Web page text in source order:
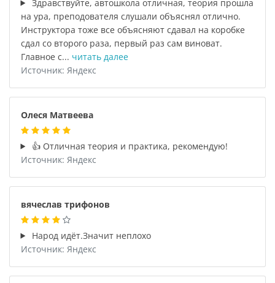
Здравствуйте, автошкола отличная, теория прошла
на ура, преподователя слушали объяснял отлично.
Инструктора тоже все объясняют сдавал на коробке
сдал со второго раза, первый раз сам виноват.
Главное с... читать далее
Источник: Яндекс
Олеся Матвеева
👍 Отличная теория и практика, рекомендую!
Источник: Яндекс
вячеслав трифонов
Народ идёт.Значит неплохо
Источник: Яндекс